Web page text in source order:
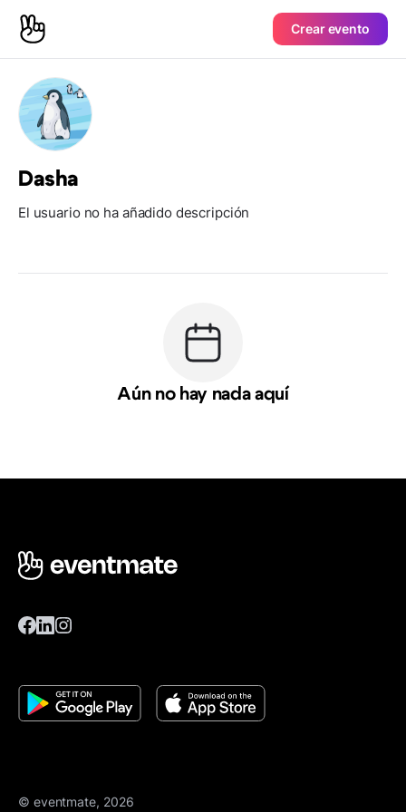
Crear evento
Dasha
El usuario no ha añadido descripción
Aún no hay nada aquí
© eventmate, 2026